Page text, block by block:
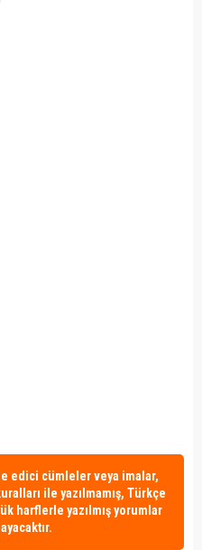
edici cümleler veya imalar,
ile yazılmamış, Türkçe
harflerle yazılmış yorumlar